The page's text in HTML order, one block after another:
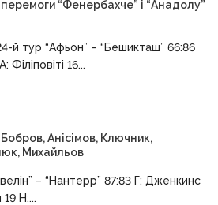
“Фенербахче” і “Анадолу”
й тур “Афьон” – “Бешикташ” 66:86
Філіповіті 16...
Анісімов, Ключник,
Михайльов
– “Нантерр” 87:83 Г: Дженкинс
Н:...